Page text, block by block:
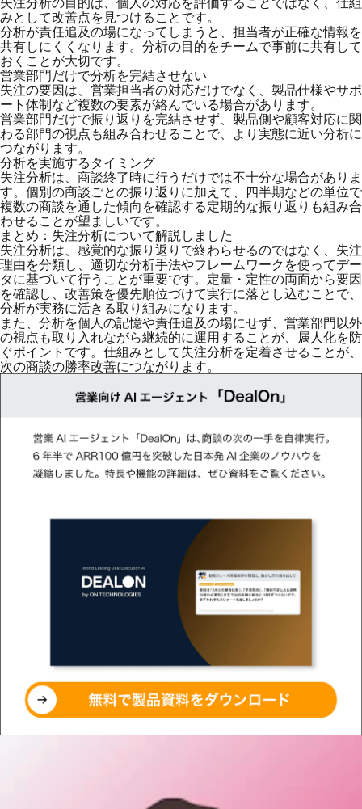
みとして改善点を見つけることです。
分析が責任追及の場になってしまうと、担当者が正確な情報を
共有しにくくなります。分析の目的をチームで事前に共有して
おくことが大切です。
営業部門だけで分析を完結させない
失注の要因は、営業担当者の対応だけでなく、製品仕様やサポ
ート体制など複数の要素が絡んでいる場合があります。
営業部門だけで振り返りを完結させず、製品側や顧客対応に関
わる部門の視点も組み合わせることで、より実態に近い分析に
つながります。
分析を実施するタイミング
失注分析は、商談終了時に行うだけでは不十分な場合がありま
す。個別の商談ごとの振り返りに加えて、四半期などの単位で
複数の商談を通した傾向を確認する定期的な振り返りも組み合
わせることが望ましいです。
まとめ：失注分析について解説しました
失注分析は、感覚的な振り返りで終わらせるのではなく、失注
理由を分類し、適切な分析手法やフレームワークを使ってデー
タに基づいて行うことが重要です。定量・定性の両面から要因
を確認し、改善策を優先順位づけて実行に落とし込むことで、
分析が実務に活きる取り組みになります。
また、分析を個人の記憶や責任追及の場にせず、営業部門以外
の視点も取り入れながら継続的に運用することが、属人化を防
ぐポイントです。仕組みとして失注分析を定着させることが、
次の商談の勝率改善につながります。